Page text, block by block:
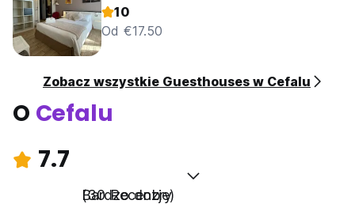
10
Od €17.50
Zobacz wszystkie Guesthouses w Cefalu
O Cefalu
7.7
Bardzo dobry
(30 Recenzje)